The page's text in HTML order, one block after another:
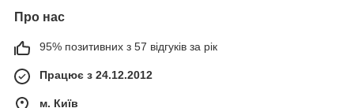
Про нас
95% позитивних з 57 відгуків за рік
Працює з 24.12.2012
м. Київ